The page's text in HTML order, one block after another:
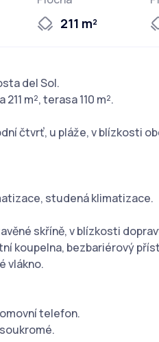
211 m²
del Sol.
m², terasa 110 m².
čtvrť, u pláže, v blízkosti
studená klimatizace.
skříně, v blízkosti
koupelna, bezbariérový
vlákno.
telefon.